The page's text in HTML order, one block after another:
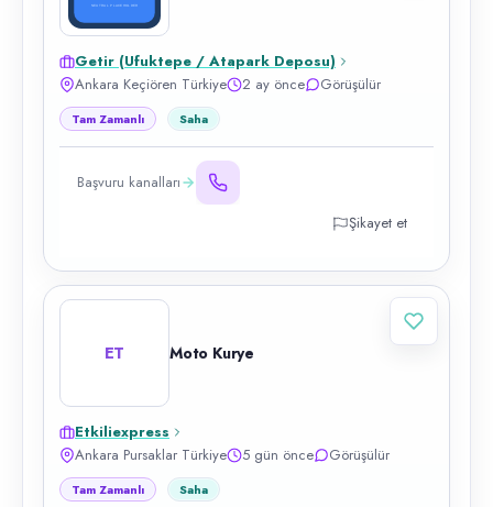
Getir (Ufuktepe / Atapark Deposu)
Ankara Keçiören Türkiye
2 ay önce Görüşülür
Tam Zamanlı Saha
Başvuru kanalları
Şikayet et
ET Moto Kurye
Etkiliexpress
Ankara Pursaklar Türkiye
5 gün önce Görüşülür
Tam Zamanlı Saha